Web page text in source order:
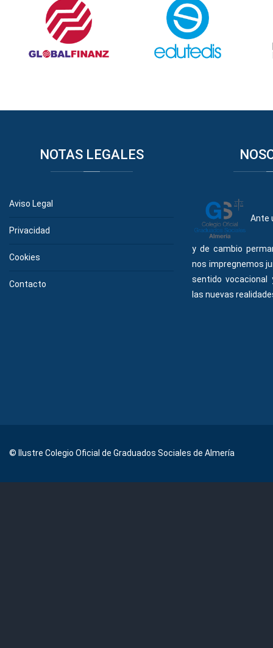
NOTASLEGALES
Aviso Legal
Privacidad
Cookies
Contacto
Ante
y de cambio
nos impregnemos
sentido
las nuevas
© Ilustre Colegio Oficial de Graduados Sociales de Almería